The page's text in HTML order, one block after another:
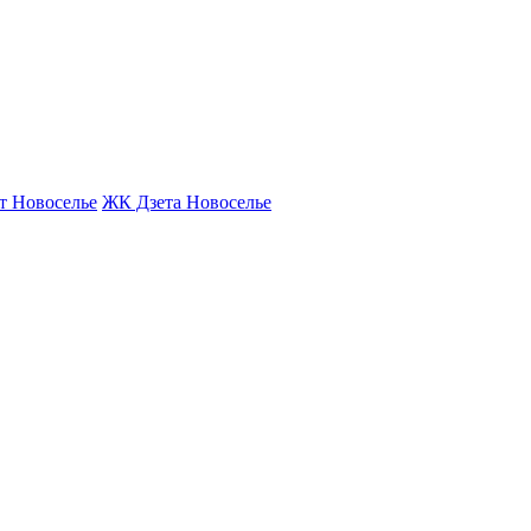
Новоселье ЖК Дзета Новоселье